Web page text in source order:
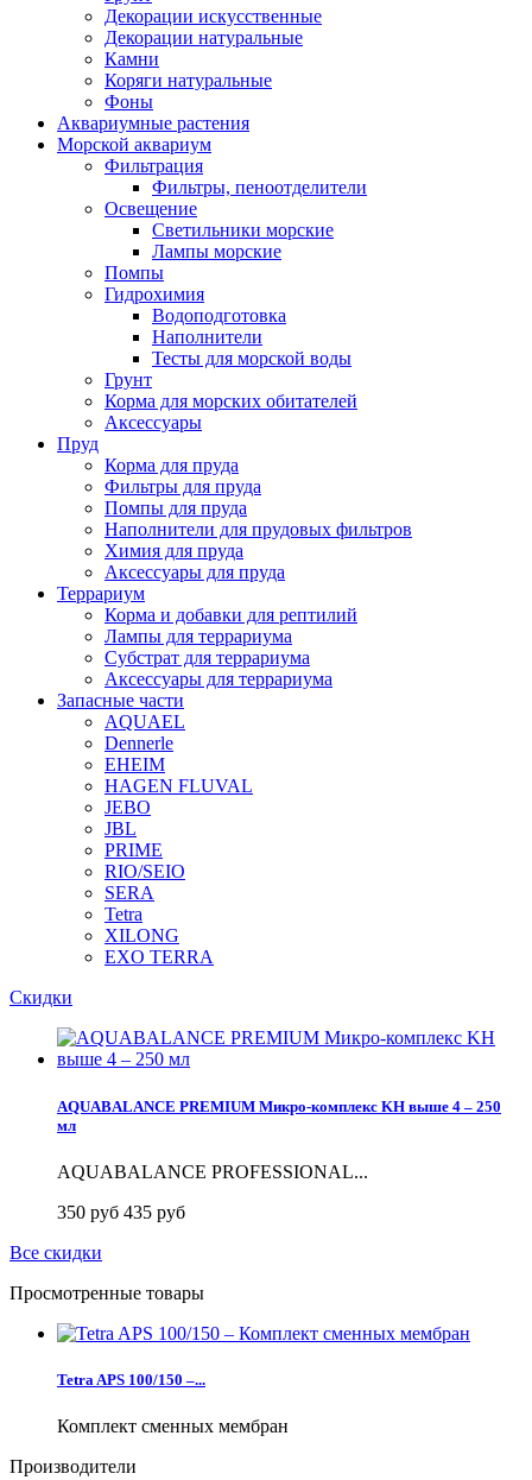
Декорации искусственные
Декорации натуральные
Камни
Коряги натуральные
Фоны
Аквариумные растения
Морской аквариум
Фильтрация
Фильтры, пеноотделители
Освещение
Светильники морские
Лампы морские
Помпы
Гидрохимия
Водоподготовка
Наполнители
Тесты для морской воды
Грунт
Корма для морских обитателей
Аксессуары
Пруд
Корма для пруда
Фильтры для пруда
Помпы для пруда
Наполнители для прудовых фильтров
Химия для пруда
Аксессуары для пруда
Террариум
Корма и добавки для рептилий
Лампы для террариума
Субстрат для террариума
Аксессуары для террариума
Запасные части
AQUAEL
Dennerle
EHEIM
HAGEN FLUVAL
JEBO
JBL
PRIME
RIO/SEIO
SERA
Tetra
XILONG
EXO TERRA
Скидки
AQUABALANCE PREMIUM Микро-комплекс KH выше 4 – 250
мл
AQUABALANCE PROFESSIONAL...
350 руб 435 руб
Все скидки
Просмотренные товары
Tetra APS 100/150 –...
Комплект сменных мембран
Производители